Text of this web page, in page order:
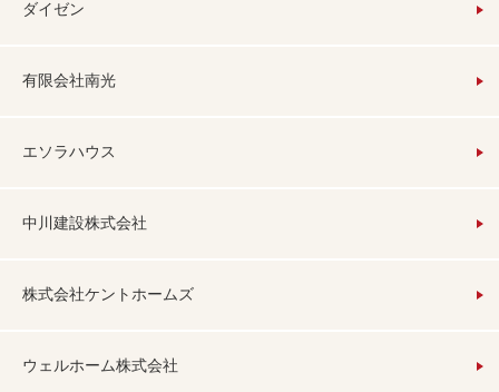
ダイゼン
有限会社南光
エソラハウス
中川建設株式会社
株式会社ケントホームズ
ウェルホーム株式会社